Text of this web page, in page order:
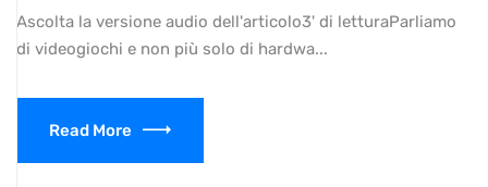
Ascolta la versione audio dell'articolo3' di letturaParliamo
di videogiochi e non più solo di hardwa...
Read More